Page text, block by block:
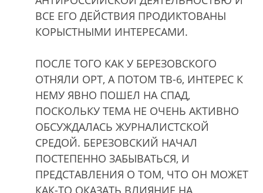
ВСЕ ЕГО ДЕЙСТВИЯ ПРОДИКТОВАНЫ
КОРЫСТНЫМИ ИНТЕРЕСАМИ.
ПОСЛЕ ТОГО КАК У БЕРЕЗОВСКОГО
ОТНЯЛИ ОРТ, А ПОТОМ ТВ-6, ИНТЕРЕС К
НЕМУ ЯВНО ПОШЕЛ НА СПАД,
ПОСКОЛЬКУ ТЕМА НЕ ОЧЕНЬ АКТИВНО
ОБСУЖДАЛАСЬ ЖУРНАЛИСТСКОЙ
СРЕДОЙ. БЕРЕЗОВСКИЙ НАЧАЛ
ПОСТЕПЕННО ЗАБЫВАТЬСЯ, И
ПРЕДСТАВЛЕНИЯ О ТОМ, ЧТО ОН МОЖЕТ
КАК-ТО ОКАЗАТЬ ВЛИЯНИЕ НА